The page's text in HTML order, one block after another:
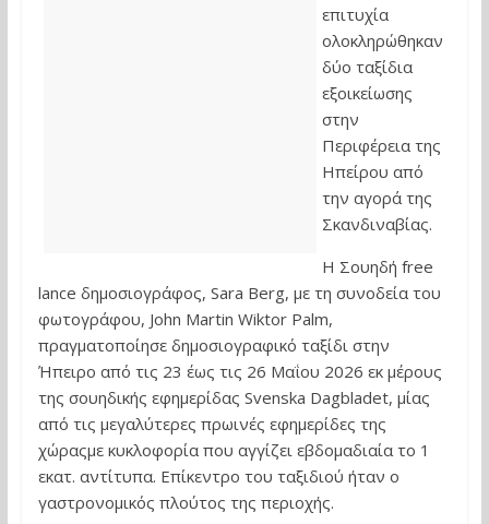
επιτυχία
ολοκληρώθηκαν
δύο ταξίδια
εξοικείωσης
στην
Περιφέρεια της
Ηπείρου από
την αγορά της
Σκανδιναβίας.
Η Σουηδή free
lance δημοσιογράφος, Sara Berg, με τη συνοδεία του
φωτογράφου, John Martin Wiktor Palm,
πραγματοποίησε δημοσιογραφικό ταξίδι στην
Ήπειρο από τις 23 έως τις 26 Μαΐου 2026 εκ μέρους
της σουηδικής εφημερίδας Svenska Dagbladet, μίας
από τις μεγαλύτερες πρωινές εφημερίδες της
χώραςμε κυκλοφορία που αγγίζει εβδομαδιαία το 1
εκατ. αντίτυπα. Επίκεντρο του ταξιδιού ήταν ο
γαστρονομικός πλούτος της περιοχής.